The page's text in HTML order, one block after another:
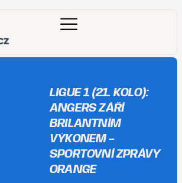
LIGUE 1 (21. KOLO):
ANGERS ZÁŘÍ
BRILANTNÍM
VÝKONEM –
SPORTOVNÍ ZPRÁVY
ORANGE